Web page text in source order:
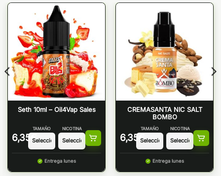
Seth 10ml – Oil4Vap Sales
6,35 €
TAMAÑO NICOTINA
Entrega lunes
CREMASANTA NIC SALT
BOMBO
6,35 €
TAMAÑO NICOTINA
Entrega lunes